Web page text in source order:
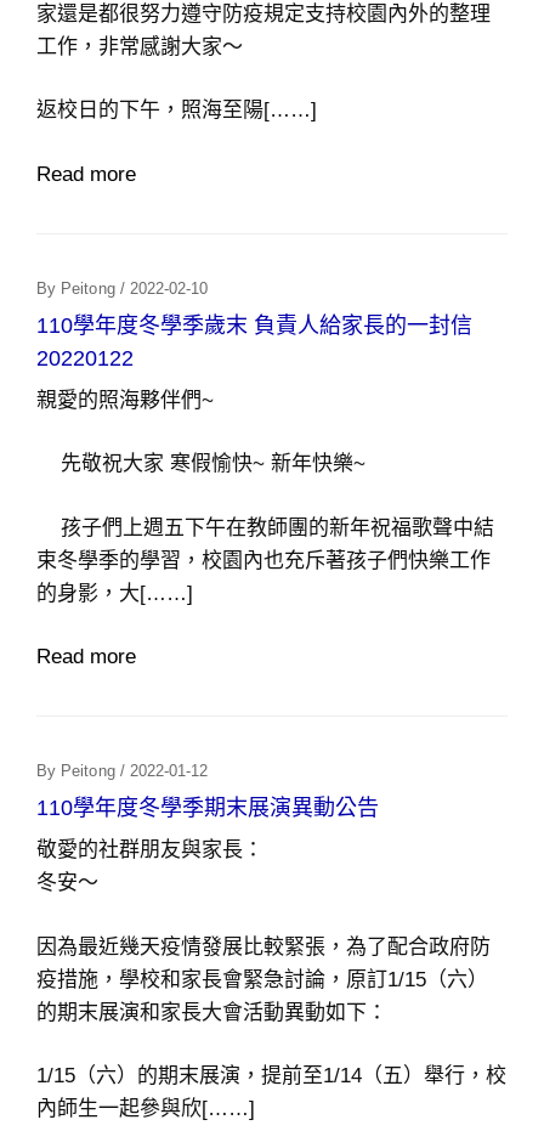
家還是都很努力遵守防疫規定支持校園內外的整理
工作，非常感謝大家～
返校日的下午，照海至陽[……]
Read more
By Peitong/ Posted
On
2022-02-10
110學年度冬學季歲末 負責人給家長的一封信
20220122
親愛的照海夥伴們~
先敬祝大家 寒假愉快~ 新年快樂~
孩子們上週五下午在教師團的新年祝福歌聲中結
束冬學季的學習，校園內也充斥著孩子們快樂工作
的身影，大[……]
Read more
By Peitong/ Posted
On
2022-01-12
110學年度冬學季期末展演異動公告
敬愛的社群朋友與家長：
冬安～
因為最近幾天疫情發展比較緊張，為了配合政府防
疫措施，學校和家長會緊急討論，原訂1/15（六）
的期末展演和家長大會活動異動如下：
1/15（六）的期末展演，提前至1/14（五）舉行，校
內師生一起參與欣[……]